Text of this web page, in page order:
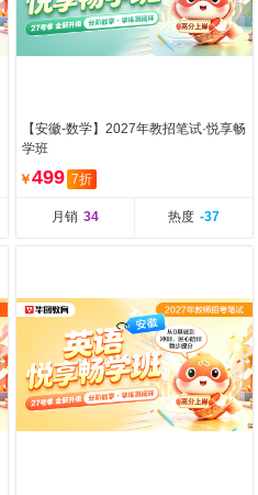
【安徽-数学】2027年教招笔试·悦享畅
学班
￥499 7折
月销 34 热度 -37